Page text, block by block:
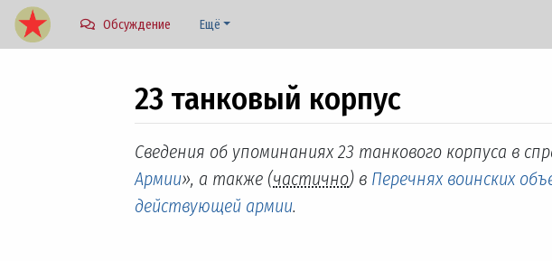
Обсуждение Ещё
23 танковый корпус
Перейти к:навигация,поиск
Сведения об упоминаниях 23 танкового корпуса в
Армии», а также (частично) в Перечнях воинских
действующей армии.